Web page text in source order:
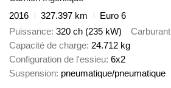
2016
327.397 km
Euro 6
Puissance 320 ch (235 kW) Carburant
Capacité de charge 24.712 kg
Configuration de l'essieu 6x2
Suspension pneumatique/pneumatique